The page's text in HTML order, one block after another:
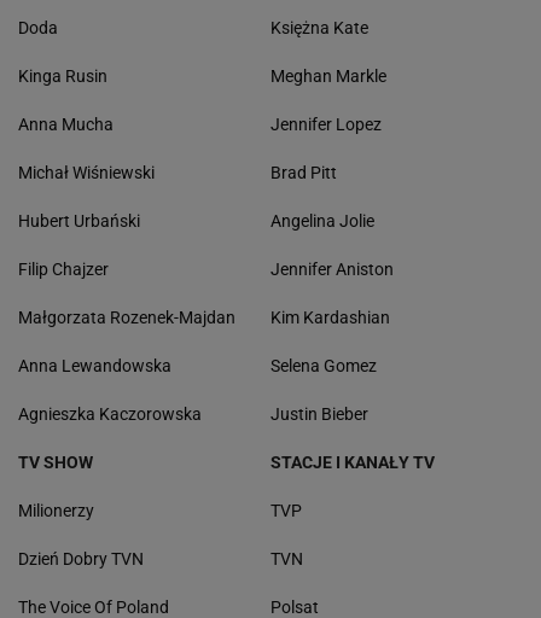
Doda
Kinga Rusin
Anna Mucha
Michał Wiśniewski
Hubert Urbański
Filip Chajzer
Małgorzata Rozenek-Majdan
Anna Lewandowska
Agnieszka Kaczorowska
Księżna Kate
Meghan Markle
Jennifer Lopez
Brad Pitt
Angelina Jolie
Jennifer Aniston
Kim Kardashian
Selena Gomez
Justin Bieber
TV SHOW
Milionerzy
Dzień Dobry TVN
The Voice Of Poland
STACJE I KANAŁY TV
TVP
TVN
Polsat